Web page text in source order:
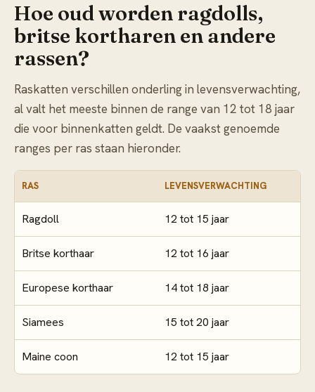
Hoe oud worden ragdolls,
britse kortharen en andere
rassen?
Raskatten verschillen onderling in levensverwachting,
al valt het meeste binnen de range van 12 tot 18 jaar
die voor binnenkatten geldt. De vaakst genoemde
ranges per ras staan hieronder.
RAS LEVENSVERWACHTING
Ragdoll 12 tot 15 jaar
Britse korthaar 12 tot 16 jaar
Europese korthaar 14 tot 18 jaar
Siamees 15 tot 20 jaar
Maine coon 12 tot 15 jaar